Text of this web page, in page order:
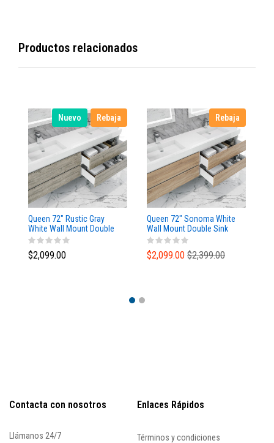
Productos relacionados
Nuevo Rebaja
Queen 72" Rustic Gray
White Wall Mount Double
Sink Modern Bathroom
Vanity
$2,099.00
Rebaja
Queen 72" Sonoma White
Wall Mount Double Sink
Modern Bathroom Vanity
$2,099.00 $2,399.00
Contacta con nosotros
Llámanos 24/7
Enlaces Rápidos
Términos y condiciones